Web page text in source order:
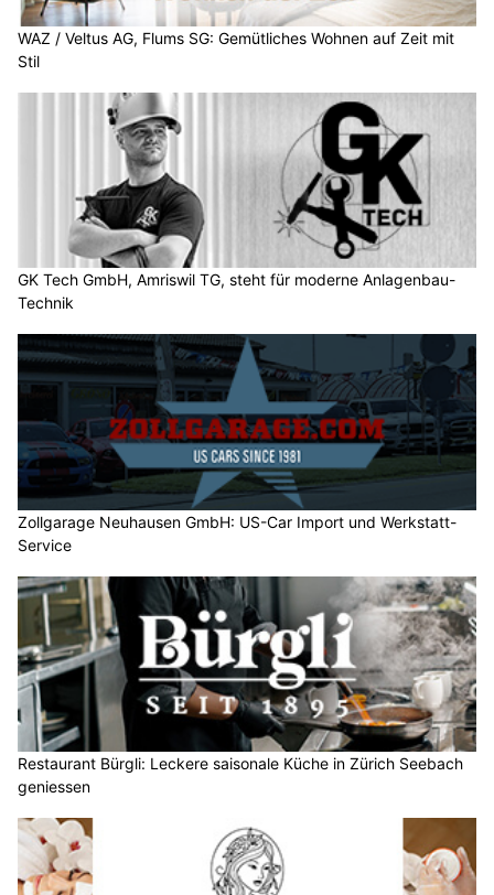
WAZ / Veltus AG, Flums SG: Gemütliches Wohnen auf Zeit mit
Stil
GK Tech GmbH, Amriswil TG, steht für moderne Anlagenbau-
Technik
Zollgarage Neuhausen GmbH: US-Car Import und Werkstatt-
Service
Restaurant Bürgli: Leckere saisonale Küche in Zürich Seebach
geniessen